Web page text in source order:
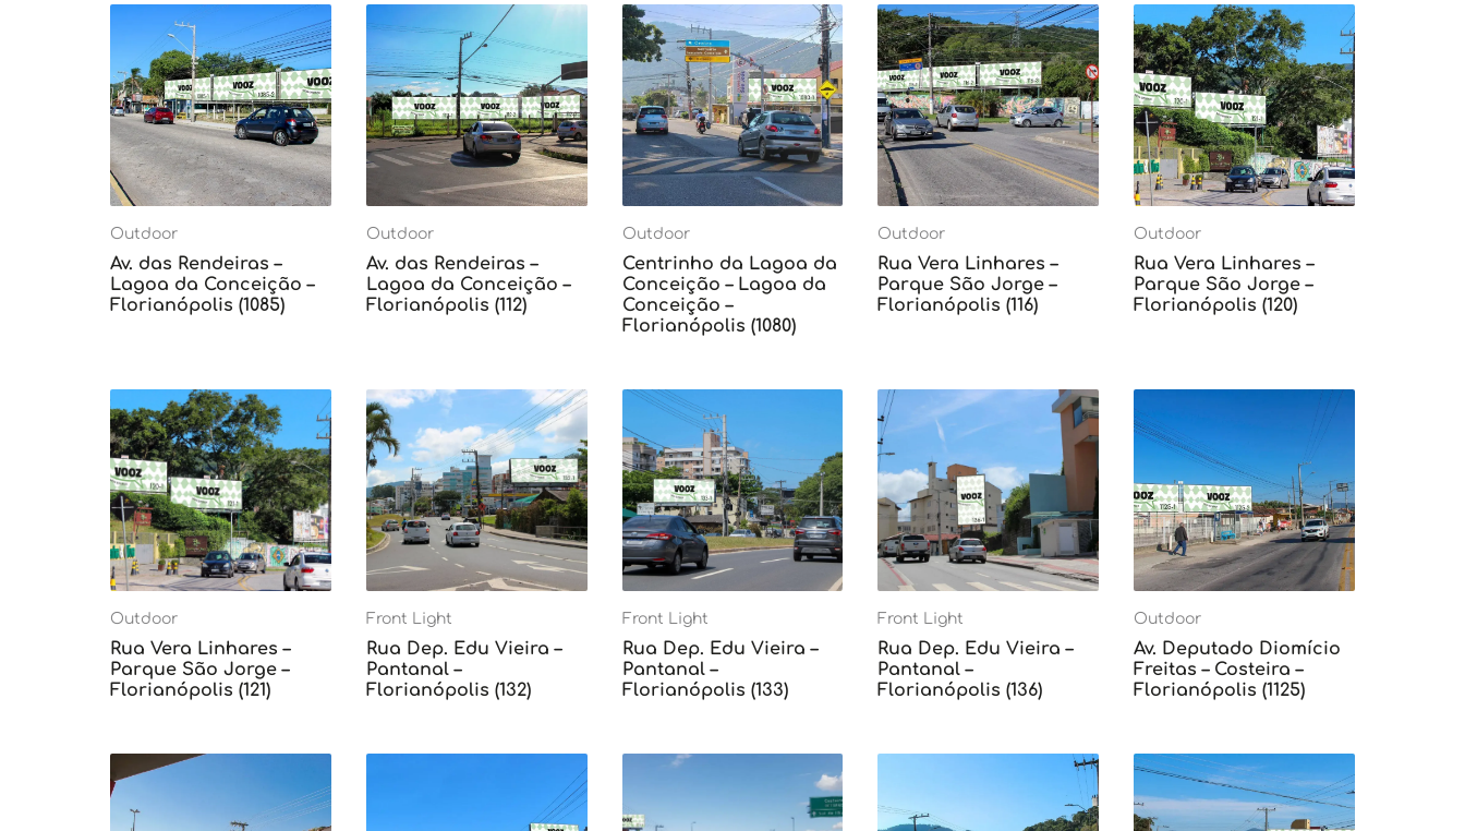
Outdoor
Av. das Rendeiras –
Lagoa da Conceição –
Florianópolis (1085)
Outdoor
Av. das Rendeiras –
Lagoa da Conceição –
Florianópolis (112)
Outdoor
Centrinho da Lagoa da
Conceição – Lagoa da
Conceição –
Florianópolis (1080)
Outdoor
Rua Vera Linhares –
Parque São Jorge –
Florianópolis (116)
Outdoor
Rua Vera Linhares –
Parque São Jorge –
Florianópolis (120)
Outdoor
Rua Vera Linhares –
Parque São Jorge –
Florianópolis (121)
Front Light
Rua Dep. Edu Vieira –
Pantanal –
Florianópolis (132)
Front Light
Rua Dep. Edu Vieira –
Pantanal –
Florianópolis (133)
Front Light
Rua Dep. Edu Vieira –
Pantanal –
Florianópolis (136)
Outdoor
Av. Deputado Diomício
Freitas – Costeira –
Florianópolis (1125)